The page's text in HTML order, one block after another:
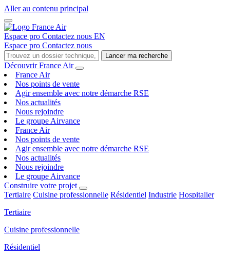
Aller au contenu principal
Espace pro Contactez nous EN
Espace pro Contactez nous
Lancer ma recherche
Découvrir France Air
France Air
Nos points de vente
Agir ensemble avec notre démarche RSE
Nos actualités
Nous rejoindre
Le groupe Airvance
France Air
Nos points de vente
Agir ensemble avec notre démarche RSE
Nos actualités
Nous rejoindre
Le groupe Airvance
Construire votre projet
Tertiaire Cuisine professionnelle Résidentiel Industrie Hospitalier
Tertiaire
Cuisine professionnelle
Résidentiel